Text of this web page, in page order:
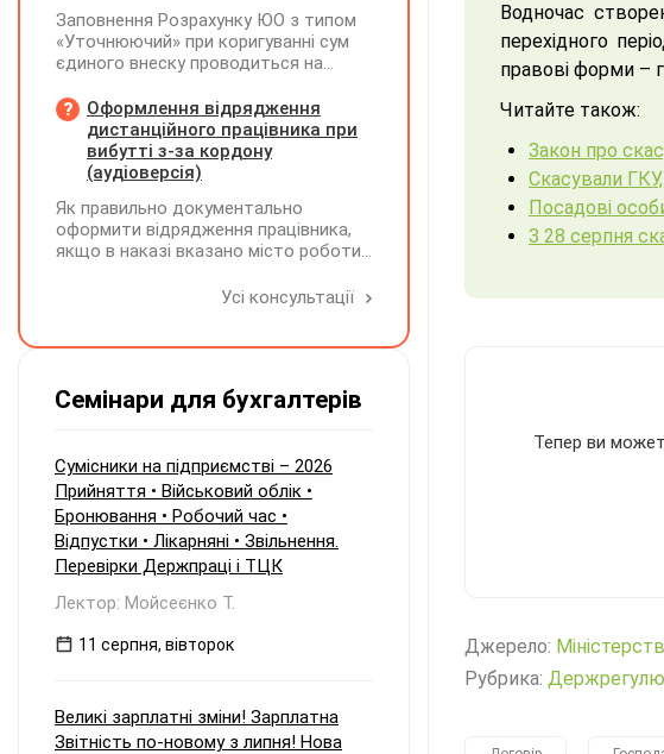
Водночас
перехідного
правові форми –
Читайте також:
Закон про
Скасували
Посадові
З 28 серпня
Тепер ви
Джерело:
Рубрика:
Заповнення Розрахунку ЮО з типом
«Уточнюючий» при коригуванні сум
єдиного внеску проводиться на
ЮО з використанням типів
нарахувань 2 та 3. Додатки,
інформація щодо яких не
коригується, у рядку 06 не
Оформлення відрядження
дистанційного працівника при
вибутті з-за кордону
(аудіоверсія)
Як правильно документально
оформити відрядження працівника,
якщо в наказі вказано місто роботи
відбувся з іншої країни (де працівник
Усі консультації
Семінари для бухгалтерів
Сумісники на підприємстві – 2026
Прийняття • Військовий облік •
Бронювання • Робочий час •
Відпустки • Лікарняні • Звільнення.
Перевірки Держпраці і ТЦК
Лектор: Мойсеєнко Т.
11 серпня, вівторок
Великі зарплатні зміни! Зарплатна
Звітність по-новому з липня! Нова